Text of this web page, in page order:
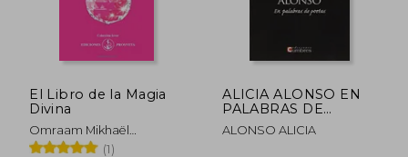
dcto. $ 33.30
45%
dcto.
El Libro de la Magia
Divina
Omraam Mikhaël
Aïvanhov
(1)
ALICIA ALONSO EN
PALABRAS DE
POETAS
ALONSO ALICIA